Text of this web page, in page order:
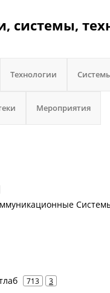
системы,
Технологии
Мероприятия
713 3